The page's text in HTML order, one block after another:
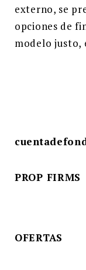
externo, se
opciones de
modelo justo,
PROP FIRMS
OFERTAS